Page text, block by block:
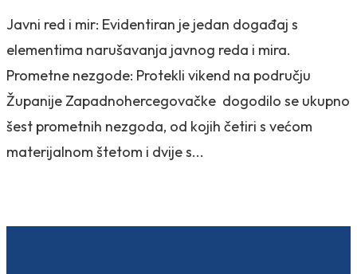
Javni red i mir: Evidentiran je jedan događaj s
elementima narušavanja javnog reda i mira.
Prometne nezgode: Protekli vikend na području
Županije Zapadnohercegovačke dogodilo se ukupno
šest prometnih nezgoda, od kojih četiri s većom
materijalnom štetom i dvije s...